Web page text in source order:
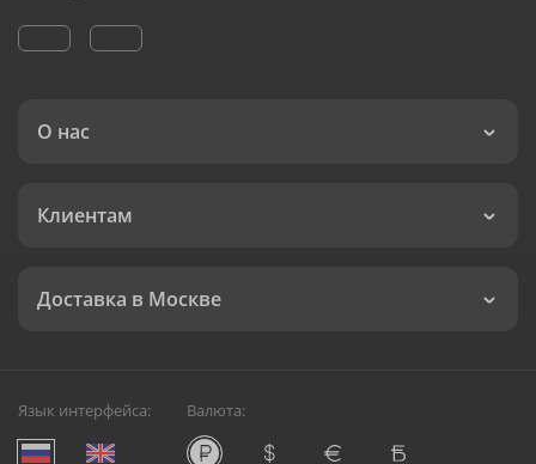
О нас
Клиентам
Доставка в Москве
Язык интерфейса: Валюта: